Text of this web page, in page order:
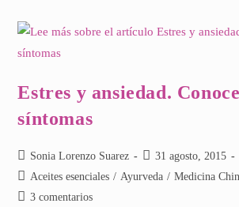
Estres y ansiedad.
síntomas
Autor
de
la
Sonia Lorenzo Suarez
Publicación
de
31 agosto, 2015
Categoría
de
Aceites esenciales / Ayurveda / Medicina
Comentarios
3 comentarios